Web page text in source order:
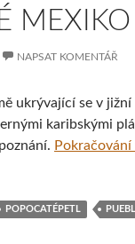
MEXIKO
NAPSAT KOMENTÁŘ
ukrývající se v
ými karibskými
POPOCATÉPETL